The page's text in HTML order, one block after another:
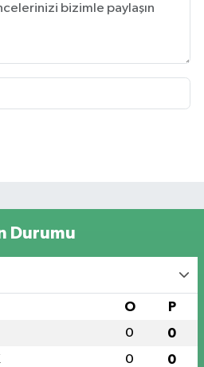
Durumu
O P
0 0
0 0